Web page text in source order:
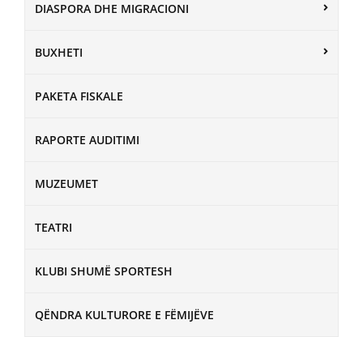
DIASPORA DHE MIGRACIONI
BUXHETI
PAKETA FISKALE
RAPORTE AUDITIMI
MUZEUMET
TEATRI
KLUBI SHUMË SPORTESH
QËNDRA KULTURORE E FËMIJËVE